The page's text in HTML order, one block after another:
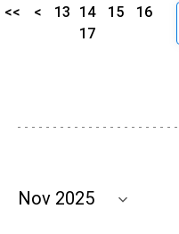
<< < 13 14 15
16
17